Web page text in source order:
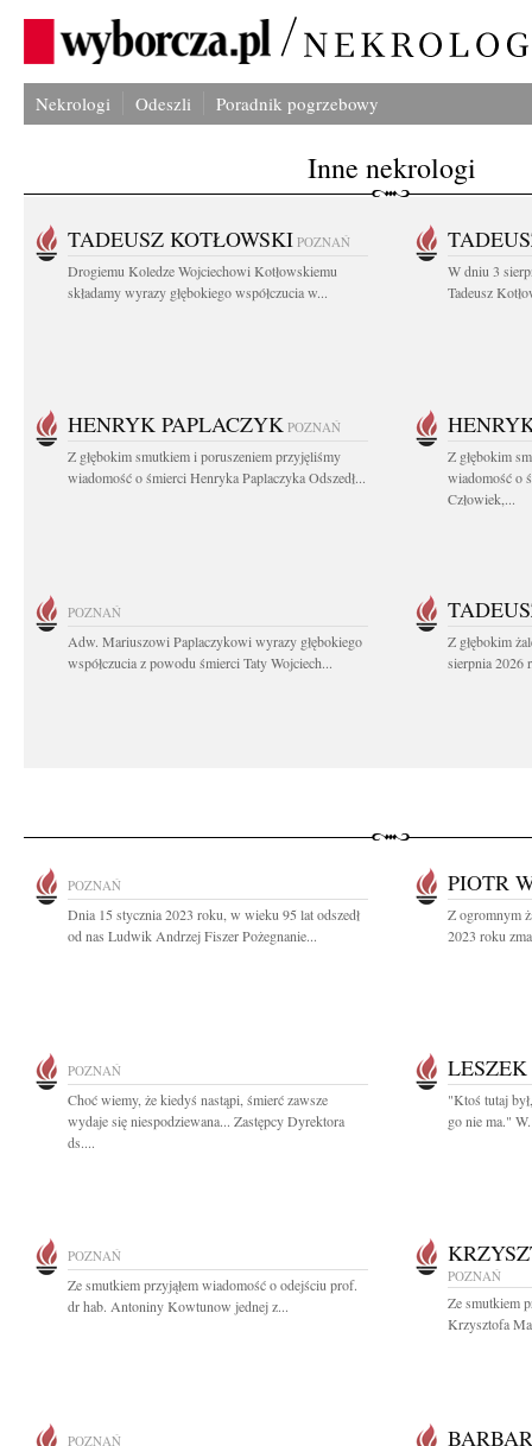
Nekrologi Odeszli Poradnik pogrzebowy
Inne nekrologi
TADEUSZ KOTŁOWSKI POZNAŃ
Drogiemu Koledze Wojciechowi Kotłowskiemu
składamy wyrazy głębokiego współczucia w...
W dniu 3
Tadeusz
HENRYK PAPLACZYK POZNAŃ
Z głębokim smutkiem i poruszeniem przyjęliśmy
wiadomość o śmierci Henryka Paplaczyka Odszedł...
Z głębokim
wiadomość o
Człowiek,...
POZNAŃ
Adw. Mariuszowi Paplaczykowi wyrazy głębokiego
współczucia z powodu śmierci Taty Wojciech...
Z głębokim
sierpnia 2026
POZNAŃ
Dnia 15 stycznia 2023 roku, w wieku 95 lat odszedł
od nas Ludwik Andrzej Fiszer Pożegnanie...
PIOTR
Z ogromnym
2023 roku
POZNAŃ
Choć wiemy, że kiedyś nastąpi, śmierć zawsze
wydaje się niespodziewana... Zastępcy Dyrektora
ds....
"Ktoś tutaj
go nie ma."
POZNAŃ
Ze smutkiem przyjąłem wiadomość o odejściu prof.
dr hab. Antoniny Kowtunow jednej z...
POZNAŃ
Ze smutkiem
Krzysztofa
POZNAŃ